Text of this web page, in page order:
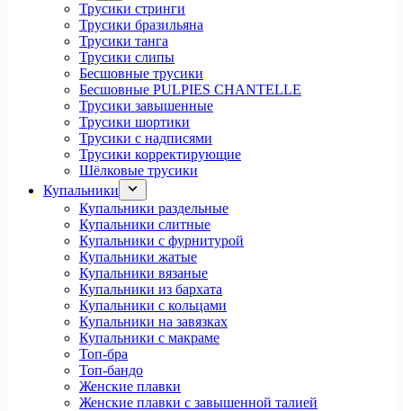
Трусики стринги
Трусики бразильяна
Трусики танга
Трусики слипы
Бесшовные трусики
Бесшовные PULPIES CHANTELLE
Трусики завышенные
Трусики шортики
Трусики с надписями
Трусики корректирующие
Шёлковые трусики
Купальники
Купальники раздельные
Купальники слитные
Купальники с фурнитурой
Купальники жатые
Купальники вязаные
Купальники из бархата
Купальники с кольцами
Купальники на завязках
Купальники с макраме
Топ-бра
Топ-бандо
Женские плавки
Женские плавки с завышенной талией